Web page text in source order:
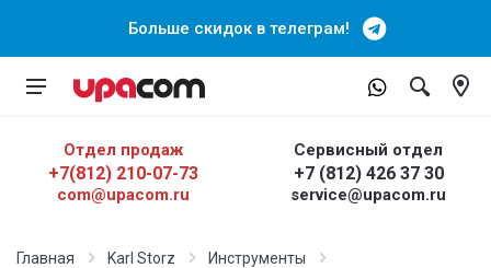
Больше скидок в телеграм!
Отдел продаж
+7(812) 210-07-73
com@upacom.ru
Сервисный отдел
+7 (812) 426 37 30
service@upacom.ru
Главная Karl Storz
Инструменты